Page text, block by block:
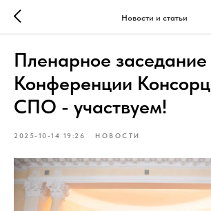
Новости и статьи
Пленарное заседание
Конференции
СПО - участвуем!
2025-10-14 19:26 НОВОСТИ